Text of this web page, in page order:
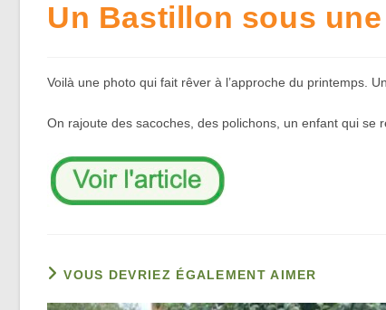
Un Bastillon sous
Voilà une photo qui fait rêver à l’approche du printemps.
On rajoute des sacoches, des polichons, un enfant qui se
VOUS DEVRIEZ ÉGALEMENT AIMER